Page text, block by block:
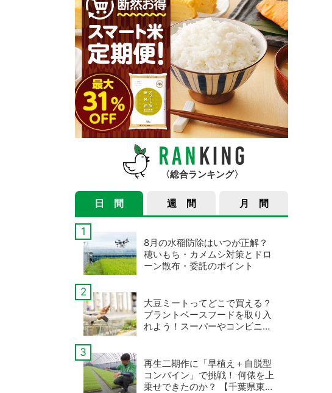
総合ランキング
日 間 週 間 月 間
8月の水稲防除はいつが正解？
穂いもち・カメムシ対策とドロ
ーン散布・委託のポイント
大豆ミートってどこで買える？
プラントベースフードを取り入
れよう！スーパーやコンビニ、
再生二期作に「早植え＋自脱型
コンバイン」で挑戦！ 何俵を上
乗せできたのか？ 【千葉県東庄